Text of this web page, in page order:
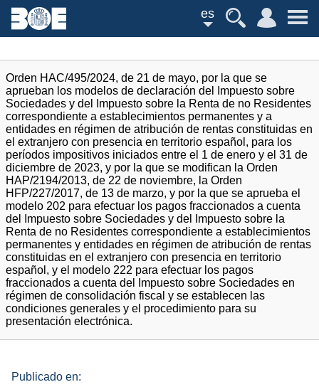
es
Orden HAC/495/2024, de 21 de mayo, por la que se
aprueban los modelos de declaración del Impuesto sobre
Sociedades y del Impuesto sobre la Renta de no Residentes
correspondiente a establecimientos permanentes y a
entidades en régimen de atribución de rentas constituidas en
el extranjero con presencia en territorio español, para los
períodos impositivos iniciados entre el 1 de enero y el 31 de
diciembre de 2023, y por la que se modifican la Orden
HAP/2194/2013, de 22 de noviembre, la Orden
HFP/227/2017, de 13 de marzo, y por la que se aprueba el
modelo 202 para efectuar los pagos fraccionados a cuenta
del Impuesto sobre Sociedades y del Impuesto sobre la
Renta de no Residentes correspondiente a establecimientos
permanentes y entidades en régimen de atribución de rentas
constituidas en el extranjero con presencia en territorio
español, y el modelo 222 para efectuar los pagos
fraccionados a cuenta del Impuesto sobre Sociedades en
régimen de consolidación fiscal y se establecen las
condiciones generales y el procedimiento para su
presentación electrónica.
Publicado en: